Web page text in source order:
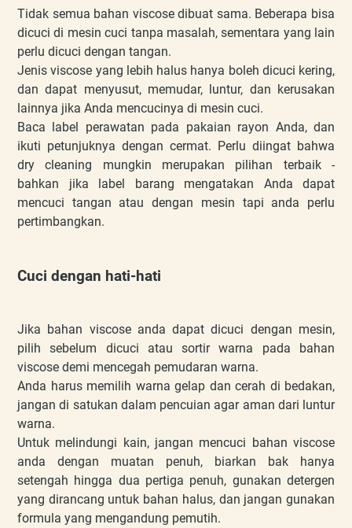
Tidak semua bahan viscose dibuat sama. Beberapa bisa
dicuci di mesin cuci tanpa masalah, sementara yang lain
perlu dicuci dengan tangan.
Jenis viscose yang lebih halus hanya boleh dicuci kering,
dan dapat menyusut, memudar, luntur, dan kerusakan
lainnya jika Anda mencucinya di mesin cuci.
Baca label perawatan pada pakaian rayon Anda, dan
ikuti petunjuknya dengan cermat. Perlu diingat bahwa
dry cleaning mungkin merupakan pilihan terbaik -
bahkan jika label barang mengatakan Anda dapat
mencuci tangan atau dengan mesin tapi anda perlu
pertimbangkan.
Cuci dengan hati-hati
Jika bahan viscose anda dapat dicuci dengan mesin,
pilih sebelum dicuci atau sortir warna pada bahan
viscose demi mencegah pemudaran warna.
Anda harus memilih warna gelap dan cerah di bedakan,
jangan di satukan dalam pencuian agar aman dari luntur
warna.
Untuk melindungi kain, jangan mencuci bahan viscose
anda dengan muatan penuh, biarkan bak hanya
setengah hingga dua pertiga penuh, gunakan detergen
yang dirancang untuk bahan halus, dan jangan gunakan
formula yang mengandung pemutih.